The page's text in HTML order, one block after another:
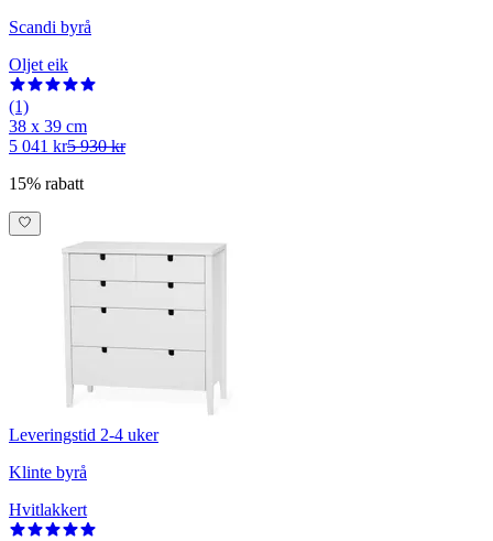
Scandi byrå
Oljet eik
(1)
38 x 39 cm
5 041 kr5 930 kr
15% rabatt
Leveringstid 2-4 uker
Klinte byrå
Hvitlakkert